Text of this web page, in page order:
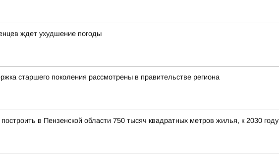
ждет ухудшение погоды
старшего поколения рассмотрены в правительстве региона
в Пензенской области 750 тысяч квадратных метров жилья, к 2030